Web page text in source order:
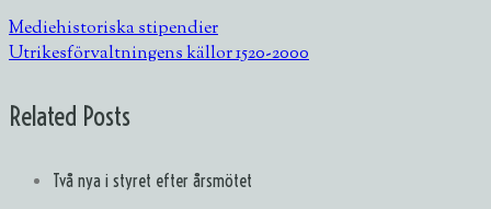
Mediehistoriska stipendier
Utrikesförvaltningens källor 1520-2000
Related Posts
Två nya i styret efter årsmötet